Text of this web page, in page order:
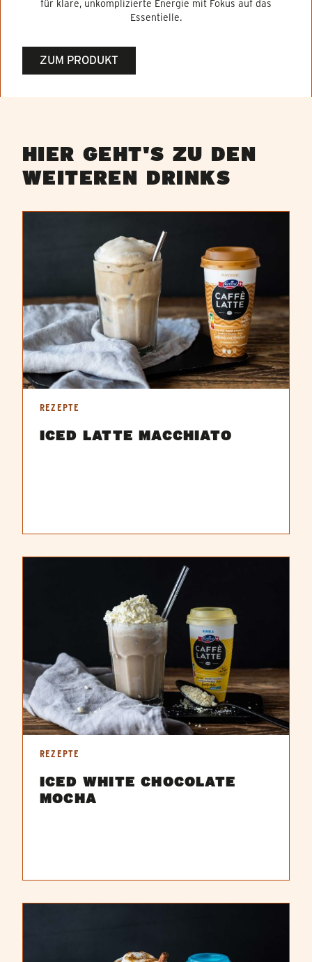
für klare, unkomplizierte Energie mit Fokus auf das
Essentielle.
ZUM PRODUKT
HIER GEHT'S ZU DEN
WEITEREN DRINKS
REZEPTE
ICED LATTE MACCHIATO
REZEPTE
ICED WHITE CHOCOLATE
MOCHA